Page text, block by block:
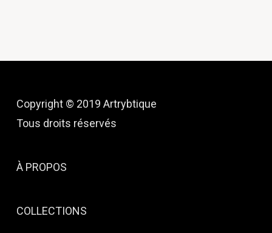
Copyright © 2019 Artrybtique
Tous droits réservés
À PROPOS
COLLECTIONS